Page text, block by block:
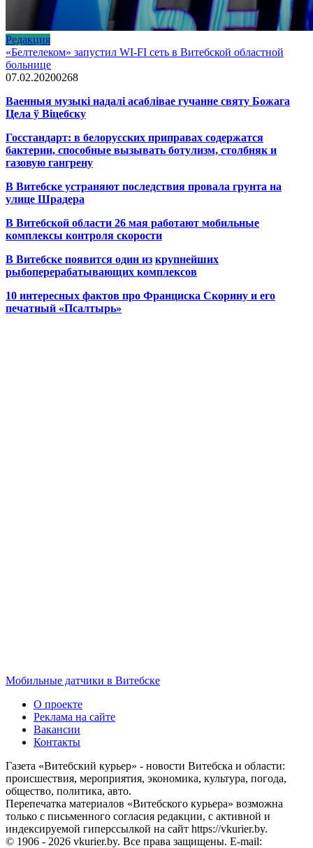
Редакция
«Белтелеком» запустил WI-FI сеть в Витебской областной
больнице
07.02.20200268
Ваенныя музыкі надалі асаблівае гучанне святу Божага
Цела ў Віцебску
Госстандарт: в белорусских приправах содержатся
бактерии, способные вызывать ботулизм, столбняк и
газовую гангрену
В Витебске устраняют последствия провала грунта на
улице Шрадера
В Витебской области 26 мая работают мобильные
комплексы контроля скорости
В Витебске появится один из крупнейших
рыбоперерабатывающих комплексов
10 интересных фактов про Франциска Скорину и его
печатный «Псалтырь»
Мобильные датчики в Витебске
О проекте
Реклама на сайте
Вакансии
Контакты
Газета «Витебский курьер» - новости Витебска и области:
происшествия, мероприятия, экономика, культура, погода,
общество, политика, авто.
Перепечатка материалов «Витебского курьера» возможна
только с письменного согласия редакции, с активной и
индексируемой гиперссылкой на сайт https://vkurier.by.
© 1906 - 2026 vkurier.by. Все права защищены. E-mail: